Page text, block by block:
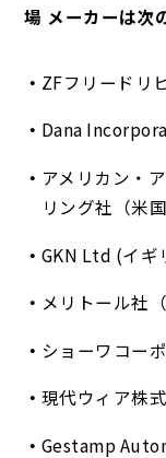
場 メーカーは次
ZFフリードリ
Dana
アメリカン・
リング社（米国
GKN Ltd (イギ
メリトール社
ショーワコー
現代ウィア株
Gestamp